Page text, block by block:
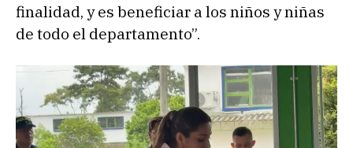
finalidad, y es beneficiar a los niños y niñas
de todo el departamento”.